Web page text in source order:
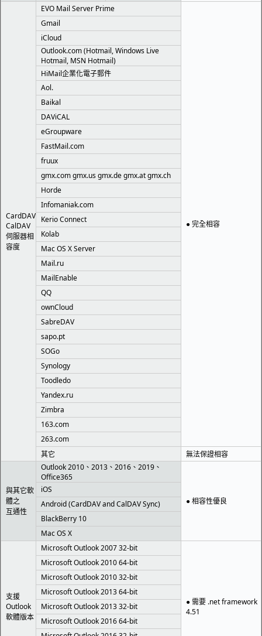
CardDAV
CalDAV
伺服器相
容度
EVO Mail Server Prime
● 完全相容
Gmail
iCloud
Outlook.com (Hotmail, Windows Live
Hotmail, MSN Hotmail)
HiMail企業化電子郵件
Aol.
Baikal
DAViCAL
eGroupware
FastMail.com
fruux
gmx.com gmx.us gmx.de gmx.at gmx.ch
Horde
Infomaniak.com
Kerio Connect
Kolab
Mac OS X Server
Mail.ru
MailEnable
QQ
ownCloud
SabreDAV
sapo.pt
SOGo
Synology
Toodledo
Yandex.ru
Zimbra
163.com
263.com
其它
無法保證相容
與其它軟
體之
互通性
Outlook 2010、2013、2016、2019、
Office365
● 相容性優良
iOS
Android (CardDAV and CalDAV Sync)
BlackBerry 10
Mac OS X
支援
Outlook
軟體版本
Microsoft Outlook 2007 32-bit
● 需要 .net framework
4.51
Microsoft Outlook 2010 64-bit
Microsoft Outlook 2010 32-bit
Microsoft Outlook 2013 64-bit
Microsoft Outlook 2013 32-bit
Microsoft Outlook 2016 64-bit